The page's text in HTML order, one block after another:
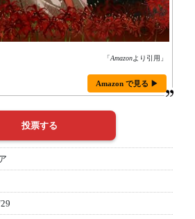
「Amazonより引用」
Amazon で見る ▶